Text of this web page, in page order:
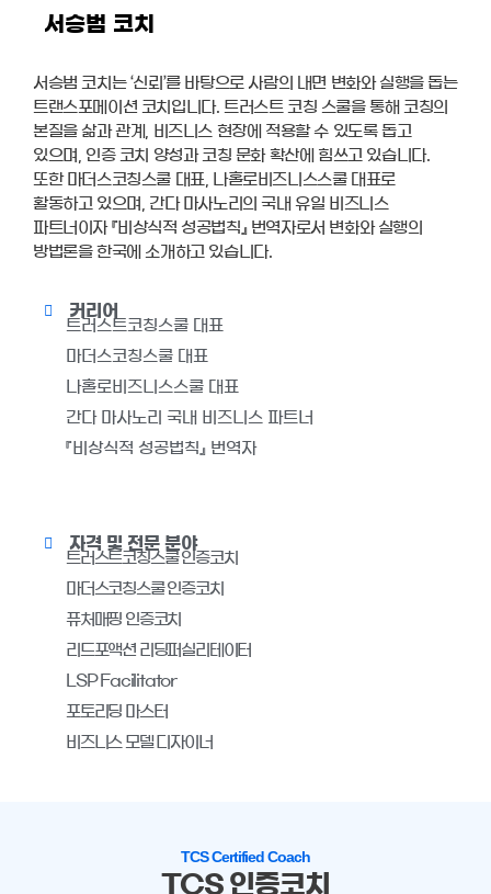
서승범 코치
서승범 코치는 ‘신뢰’를 바탕으로 사람의 내면 변화와 실행을 돕는
트랜스포메이션 코치입니다. 트러스트 코칭 스쿨을 통해 코칭의
본질을 삶과 관계, 비즈니스 현장에 적용할 수 있도록 돕고
있으며, 인증 코치 양성과 코칭 문화 확산에 힘쓰고 있습니다.
또한 마더스코칭스쿨 대표, 나홀로비즈니스스쿨 대표로
활동하고 있으며, 간다 마사노리의 국내 유일 비즈니스
파트너이자 『비상식적 성공법칙』 번역자로서 변화와 실행의
방법론을 한국에 소개하고 있습니다.
커리어
트러스트코칭스쿨 대표
마더스코칭스쿨 대표
나홀로비즈니스스쿨 대표
간다 마사노리 국내 비즈니스 파트너
『비상식적 성공법칙』 번역자
자격 및 전문 분야
트러스트코칭스쿨 인증코치
마더스코칭스쿨 인증코치
퓨처매핑 인증코치
리드포액션 리딩퍼실리테이터
LSP Facilitator
포토리딩 마스터
비즈니스 모델 디자이너
TCS Certified Coach
TCS 인증코치